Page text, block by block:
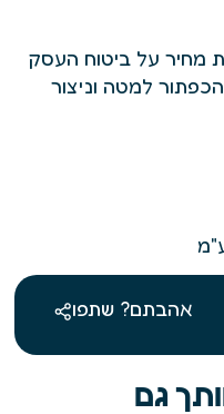
מחיר על ביטוח העסק
למטה וניצור
אהבתם? שתפו
גם